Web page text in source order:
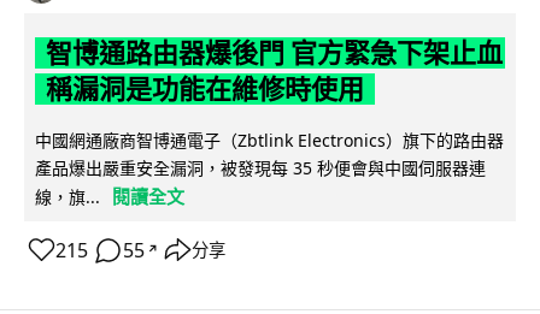
智博通路由器爆後門 官方緊急下架止血
稱漏洞是功能在維修時使用
中國網通廠商智博通電子（Zbtlink Electronics）旗下的路由器
產品爆出嚴重安全漏洞，被發現每 35 秒便會與中國伺服器連
線，旗...
閱讀全文
215 55 ↗ 分享